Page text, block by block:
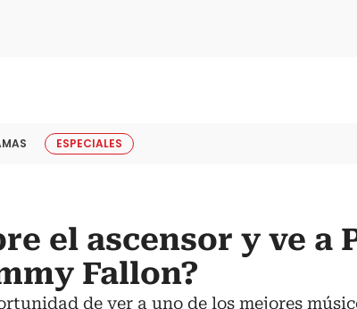
ESPECIALES
el ascensor y ve a
Fallon?
de ver a uno de los mejores